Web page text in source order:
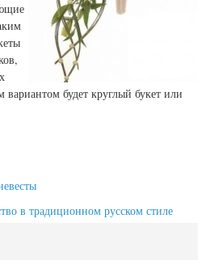
будет круглый букет или
в традиционном русском стиле